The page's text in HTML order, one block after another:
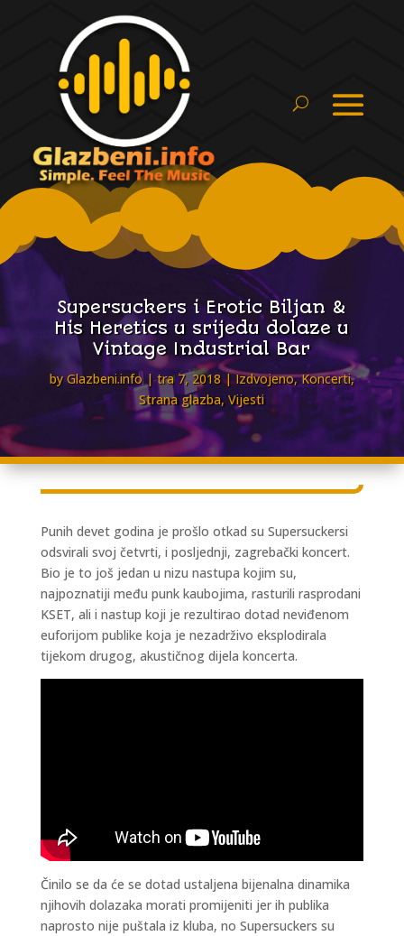
Supersuckers i Erotic Biljan &
His Heretics u srijedu dolaze u
Vintage Industrial Bar
byGlazbeni.info tra 7, 2018 Izdvojeno,Koncerti,
Strana glazba,Vijesti
Punih devet godina je prošlo otkad su Supersuckersi
odsvirali svoj četvrti, i posljednji, zagrebački koncert.
Bio je to još jedan u nizu nastupa kojim su,
najpoznatiji među punk kaubojima, rasturili rasprodani
KSET, ali i nastup koji je rezultirao dotad neviđenom
euforijom publike koja je nezadrživo eksplodirala
tijekom drugog, akustičnog dijela koncerta.
Činilo se da će se dotad ustaljena bijenalna dinamika
njihovih dolazaka morati promijeniti jer ih publika
naprosto nije puštala iz kluba, no Supersuckers su